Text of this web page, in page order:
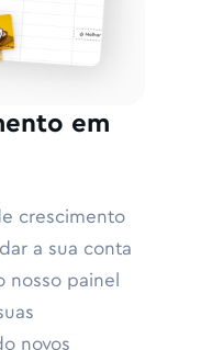
em
crescimento
a sua conta
nosso painel
novos